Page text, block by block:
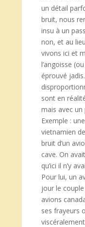
un détail
bruit, nous
insu à un
non, et au
vivons ici et
l’angoisse
éprouvé
sont en
mais avec un
Exemple :
vietnamien
bruit d’un
cave. On
qu’ici il n’y
Pour lui, un
jour le couple
avions
ses frayeurs